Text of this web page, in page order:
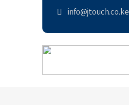
info@jtouch.co.ke